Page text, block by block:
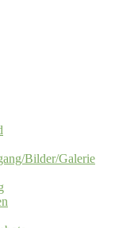
Bilder/Galerie